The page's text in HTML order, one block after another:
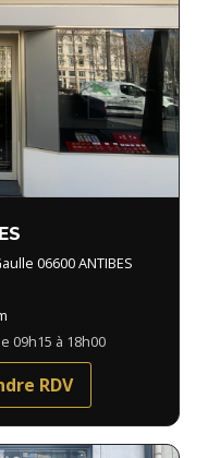
06600 ANTIBES
09h15 à 18h00
RDV